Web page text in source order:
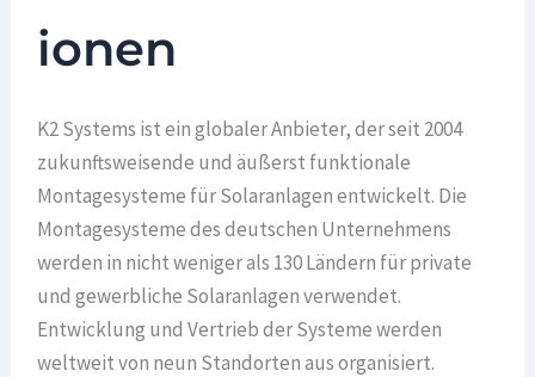
ionen
K2 Systems ist ein globaler Anbieter, der seit 2004
zukunftsweisende und äußerst funktionale
Montagesysteme für Solaranlagen entwickelt. Die
Montagesysteme des deutschen Unternehmens
werden in nicht weniger als 130 Ländern für private
und gewerbliche Solaranlagen verwendet.
Entwicklung und Vertrieb der Systeme werden
weltweit von neun Standorten aus organisiert.